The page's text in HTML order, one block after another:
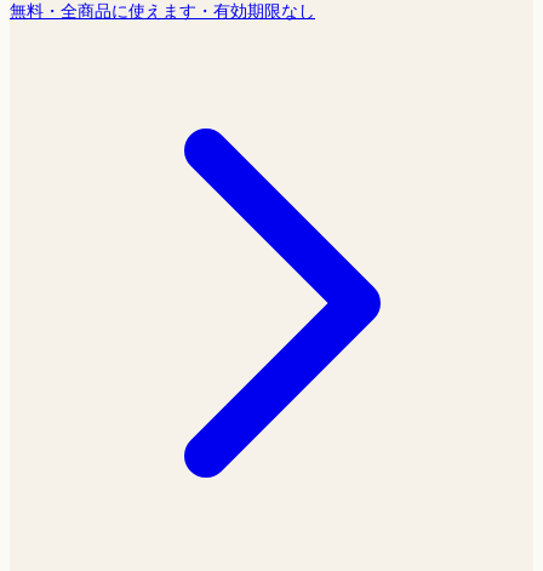
無料・全商品に使えます・有効期限なし